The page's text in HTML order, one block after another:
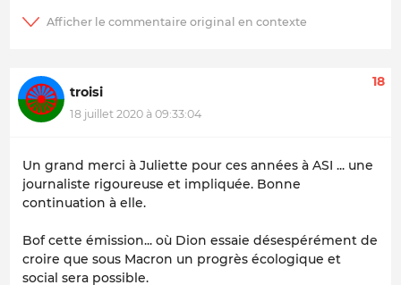
troisi
18 juillet 2020 à 09:33:04
18
Un grand merci à Juliette pour ces années à ASI ... une
journaliste rigoureuse et impliquée. Bonne
continuation à elle.
Bof cette émission... où Dion essaie désespérément de
croire que sous Macron un progrès écologique et
social sera possible.